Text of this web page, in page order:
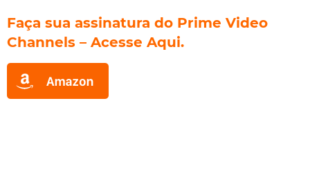
Faça sua assinatura do Prime Video
Channels – Acesse Aqui.